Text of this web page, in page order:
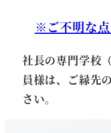
※ご不明な点
社長の専門学校
員様は、ご縁先
さい。